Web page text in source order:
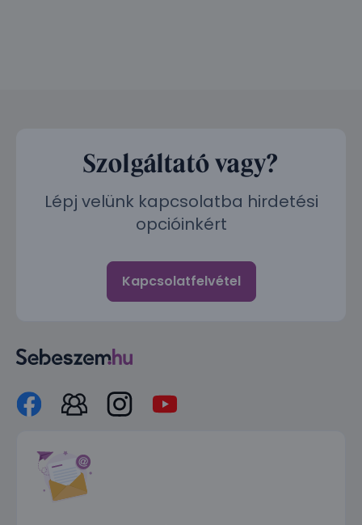
Szolgáltató vagy?
Lépj velünk kapcsolatba hirdetési
opcióinkért
Kapcsolatfelvétel